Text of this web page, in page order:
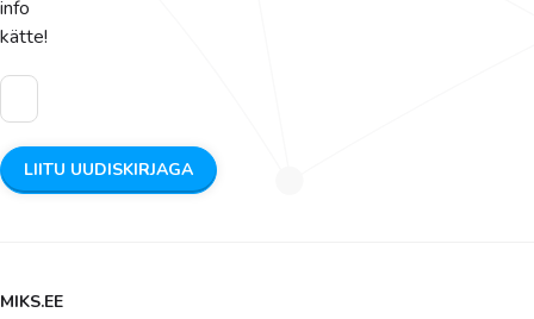
info
kätte!
MIKS.EE